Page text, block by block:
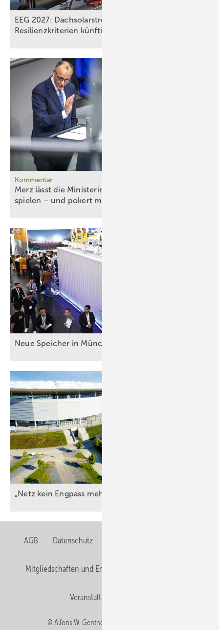
EEG 2027: Dachsolarstrom verliert Wert,
Resilienzkriterien künftig für
Kommentar
Merz lässt die Ministerin ihr böses Bühnenstück
spielen – und pokert mit
Neue Speicher in München
„Netz kein Engpass mehr“
AGB Datenschutz
Mitgliedschaften und Engagement
Veranstaltungen / Webinare
© Alfons W. Gentner Verlag GmbH & Co. KG